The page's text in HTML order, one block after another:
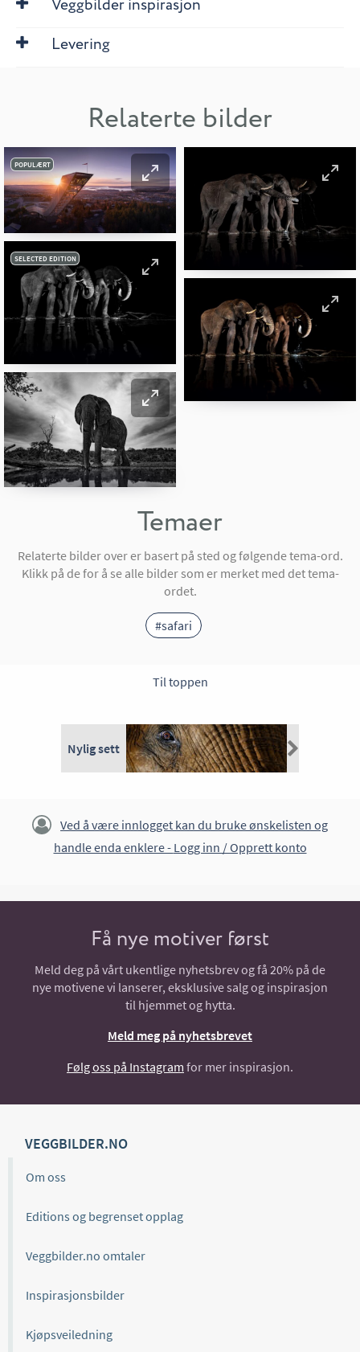
Veggbilder inspirasjon
Levering
Relaterte bilder
POPULÆRT
SELECTED EDITION
Temaer
Relaterte bilder over er basert på sted og følgende tema-ord.
Klikk på de for å se alle bilder som er merket med det tema-
ordet.
#safari
Til toppen
Nylig sett
Ved å være innlogget kan du bruke ønskelisten og
handle enda enklere - Logg inn / Opprett konto
Få nye motiver først
Meld deg på vårt ukentlige nyhetsbrev og få 20% på de
nye motivene vi lanserer, eksklusive salg og inspirasjon
til hjemmet og hytta.
Meld meg på nyhetsbrevet
Følg oss på Instagram for mer inspirasjon.
VEGGBILDER.NO
Om oss
Editions og begrenset opplag
Veggbilder.no omtaler
Inspirasjonsbilder
Kjøpsveiledning